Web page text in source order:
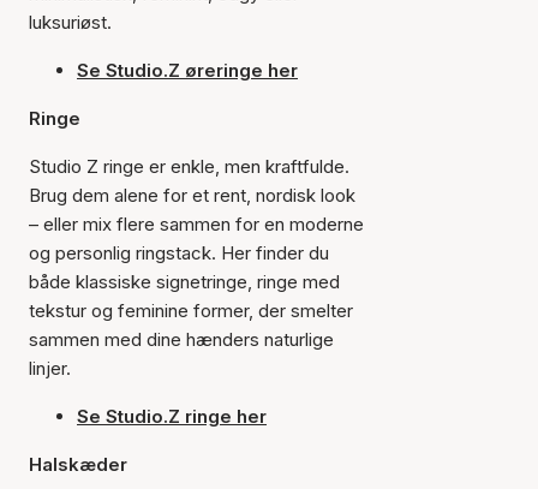
luksuriøst.
Se Studio.Z øreringe her
Ringe
Studio Z ringe er enkle, men kraftfulde.
Brug dem alene for et rent, nordisk look
– eller mix flere sammen for en moderne
og personlig ringstack. Her finder du
både klassiske signetringe, ringe med
tekstur og feminine former, der smelter
sammen med dine hænders naturlige
linjer.
Se Studio.Z ringe her
Halskæder